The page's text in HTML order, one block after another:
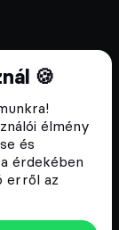
🍪
élmény
és
érdekében
erről az